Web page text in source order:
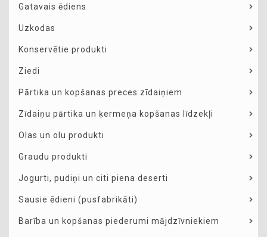
Gatavais ēdiens
Uzkodas
Konservētie produkti
Ziedi
Pārtika un kopšanas preces zīdaiņiem
Zīdaiņu pārtika un ķermeņa kopšanas līdzekļi
Olas un olu produkti
Graudu produkti
Jogurti, pudiņi un citi piena deserti
Sausie ēdieni (pusfabrikāti)
Barība un kopšanas piederumi mājdzīvniekiem